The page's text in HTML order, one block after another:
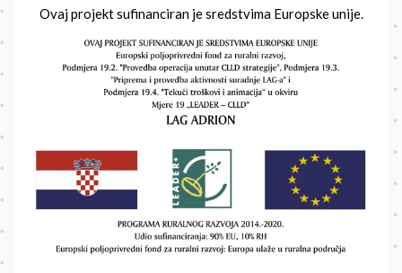
Ovaj projekt sufinanciran je sredstvima Europske unije.